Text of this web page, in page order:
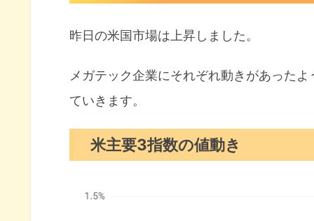
S&P500ヒートマップ
セクター別パフォーマンス
S&P500チャート分析
米国市場のトピックス
グーグルが世界で大型起債に着
昨日の米国市場は上昇しました。
メガテック企業にそれぞれ動きがあった
ていきます。
米主要3指数の値動き